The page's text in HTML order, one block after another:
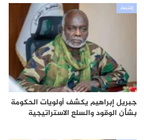
إقتصاد
جبريل إبراهيم يكشف أولويات الحكومة
بشأن الوقود والسلع الاستراتيجية